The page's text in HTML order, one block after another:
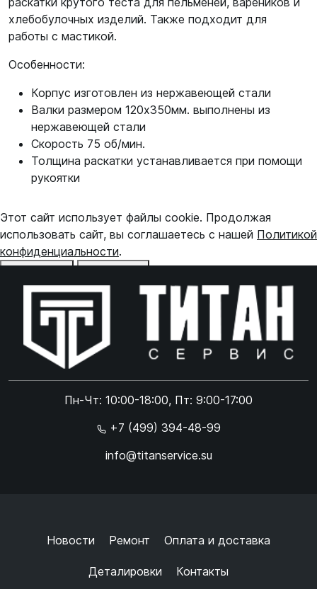
хлебобулочных изделий. Также подходит для
работы с мастикой.
Особенности:
Корпус изготовлен из нержавеющей стали
Валки размером 120х350мм. выполнены из
нержавеющей стали
Скорость 75 об/мин.
Толщина раскатки устанавливается при помощи
рукоятки
Пн-Чт: 10:00-18:00, Пт: 9:00-17:00
+7 (499) 394-48-99
info@titanservice.su
Новости Ремонт Оплата и доставка
Деталировки Контакты
Этот сайт использует файлы cookie. Продолжая
использовать сайт, вы соглашаетесь с нашей Политикой
конфиденциальности.
Online чат
Online чат